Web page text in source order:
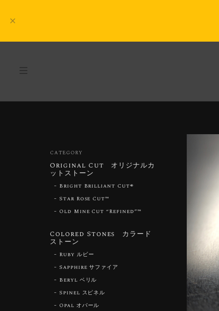
CATEGORY
Original Cut オリジナルカ
ットストーン
Bright Brilliant Cut®︎
Star Rose Cut™︎
Old Mine Cut “Refined”™︎
Colored Stones カラード
ストーン
Ruby ルビー
Sapphire サファイア
Beryl ベリル
Spinel スピネル
Opal オパール